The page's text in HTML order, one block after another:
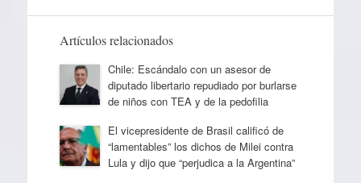
Artículos relacionados
Chile: Escándalo con un asesor de
diputado libertario repudiado por burlarse
de niños con TEA y de la pedofilia
El vicepresidente de Brasil calificó de
“lamentables” los dichos de Milei contra
Lula y dijo que “perjudica a la Argentina”